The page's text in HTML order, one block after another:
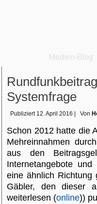
Medien-Blog
Systemfrage
Publiziert 12. April 2016 Von
Schon 2012 hatte die
Mehreinnahmen
aus den
Internetangebote
eine ähnlich Richtung
Gäbler, den dieser
weiterlesen (online))